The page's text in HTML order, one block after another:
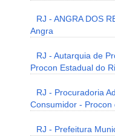
RJ - ANGRA DOS
Angra
RJ - Autarquia de
Procon Estadual do
RJ - Procuradoria
Consumidor - Procon
RJ - Prefeitura